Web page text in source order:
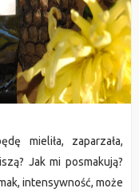
mieliła, zaparzała,
Jak mi posmakują?
intensywność, może